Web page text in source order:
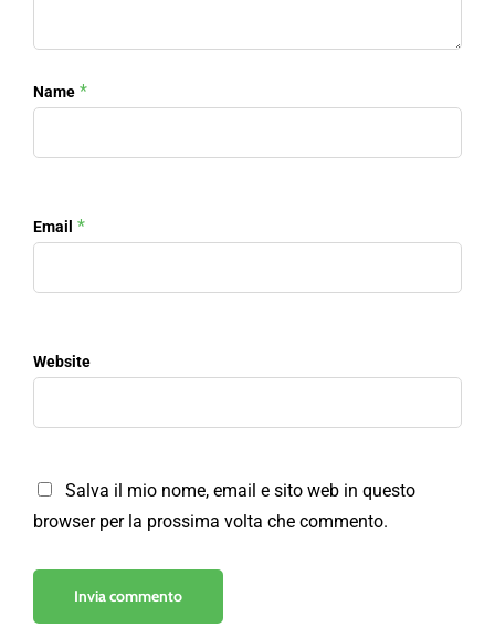
Name *
Email *
Website
Salva il mio nome, email e sito web in questo
browser per la prossima volta che commento.